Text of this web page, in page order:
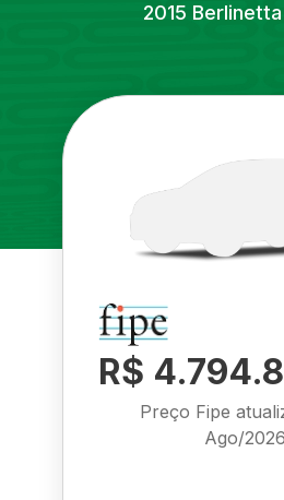
2015
R$
Preço Fipe
Ago/2026